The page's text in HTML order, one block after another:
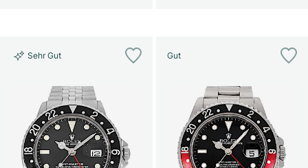
Sehr Gut Gut